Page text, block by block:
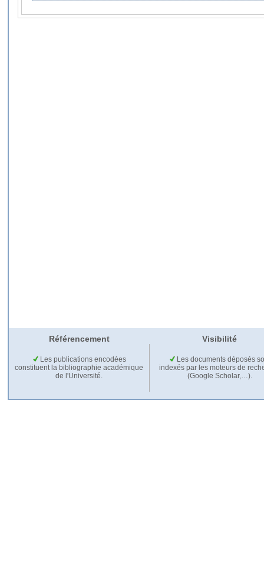
Référencement Visibilité
Les publications encodées
constituent la bibliographie académique
de l'Université.
Les documents déposés
indexés par les moteurs de
(Google Scholar,…).